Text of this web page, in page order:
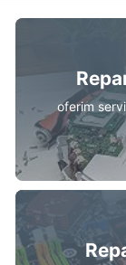
oferim